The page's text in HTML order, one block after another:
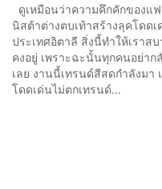
ดูเหมือนว่าความคึกคักของแ
นิสต้าต่างตบเท้าสร้างลุคโดด
ประเทศอิตาลี สิ่งนี้ทำให้เราส
คงอยู่ เพราะฉะนั้นทุกคนอย่าก
เลย งานนี้เทรนด์สีสดกำลังมา
โดดเด่นไม่ตกเทรนด์...